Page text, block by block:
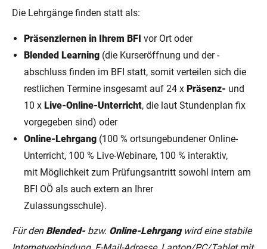
Die Lehrgänge finden statt als:
Präsenzlernen in Ihrem BFI vor Ort oder
Blended Learning (die Kurseröffnung und der -
abschluss finden im BFI statt, somit verteilen sich die
restlichen Termine insgesamt auf 24 x Präsenz- und
10 x Live-Online-Unterricht, die laut Stundenplan fix
vorgegeben sind) oder
Online-Lehrgang (100 % ortsungebundener Online-
Unterricht, 100 % Live-Webinare, 100 % interaktiv,
mit Möglichkeit zum Prüfungsantritt sowohl intern am
BFI OÖ als auch extern an Ihrer
Zulassungsschule).
Für den Blended-bzw. Online-Lehrgang wird eine stabile